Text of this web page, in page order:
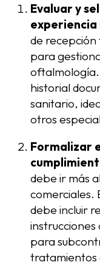
Evaluar y
experiencia
de
para
oftalmología.
historial
sanitario,
otros
Formalizar
debe ir más
comerciales.
debe incluir
para
tratamientos